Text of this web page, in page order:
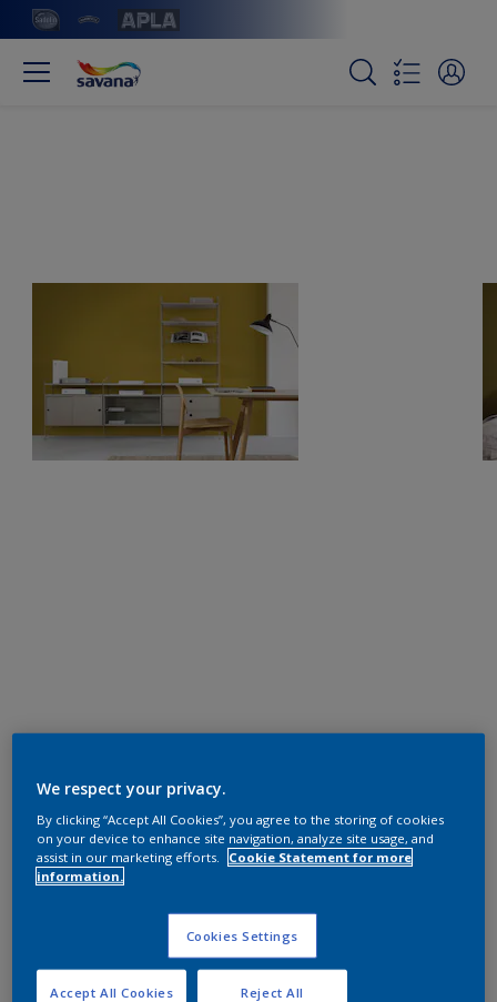
We respect your privacy.
By clicking “Accept All Cookies”, you agree to the storing of cookies
on your device to enhance site navigation, analyze site usage, and
assist in our marketing efforts.
Cookie Statement for more
information.
Cookies Settings
Reject All
Accept All Cookies